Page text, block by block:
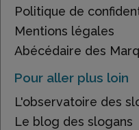
Politique de
Mentions légales
Abécédaire des
Pour aller plus loin
L'observatoire des
Le blog des slogans